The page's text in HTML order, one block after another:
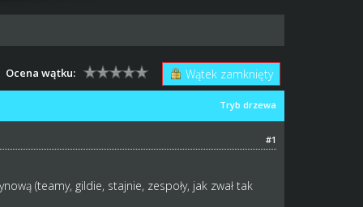
Wątek zamknięty
Ocena wątku:
Tryb drzewa
#1
(teamy, gildie, stajnie, zespoły, jak zwał tak